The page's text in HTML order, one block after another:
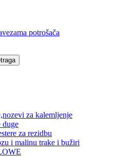
potrošača
za kalemljenje
duge
za rezidbu
i malinu trake i bužiri